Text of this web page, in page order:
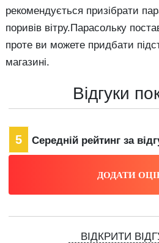
рекомендується призібрати
поривів вітру.Парасольку
проте ви можете придбати
магазині.
Відгуки
5 Середній рейтинг за
ВІДКРИТИ